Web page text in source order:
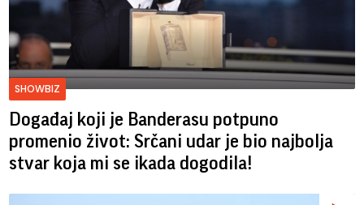
SHOWBIZ
Događaj koji je Banderasu potpuno
promenio život: Srčani udar je bio najbolja
stvar koja mi se ikada dogodila!